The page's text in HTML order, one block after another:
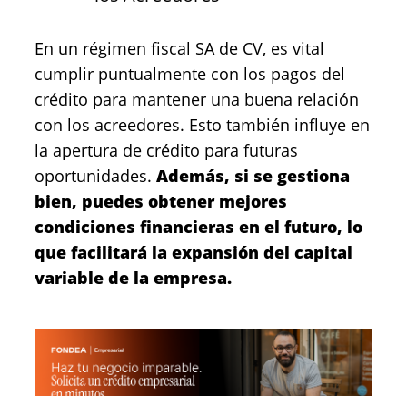
En un régimen fiscal SA de CV, es vital
cumplir puntualmente con los pagos del
crédito para mantener una buena relación
con los acreedores. Esto también influye en
la apertura de crédito para futuras
oportunidades. Además, si se gestiona
bien, puedes obtener mejores
condiciones financieras en el futuro, lo
que facilitará la expansión del capital
variable de la empresa.